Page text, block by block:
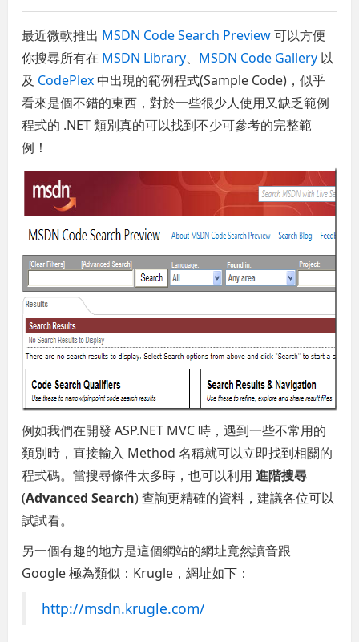
最近微軟推出 MSDN Code Search Preview可以方便
你搜尋所有在 MSDN Library、 MSDN Code Gallery 以
及 CodePlex 中出現的範例程式(Sample Code)，似乎
看來是個不錯的東西，對於一些很少人使用又缺乏範例
程式的 .NET 類別真的可以找到不少可參考的完整範
例！
例如我們在開發 ASP.NET MVC 時，遇到一些不常用的
類別時，直接輸入 Method 名稱就可以立即找到相關的
程式碼。當搜尋條件太多時，也可以利用進階搜尋
(Advanced Search) 查詢更精確的資料，建議各位可以
試試看。
另一個有趣的地方是這個網站的網址竟然讀音跟
Google 極為類似：Krugle，網址如下：
http://msdn.krugle.com/